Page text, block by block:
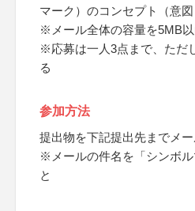
マーク）のコンセプト（意図
※メール全体の容量を5MB
※応募は一人3点まで、ただ
る
参加方法
提出物を下記提出先までメ
※メールの件名を「シンボル
と